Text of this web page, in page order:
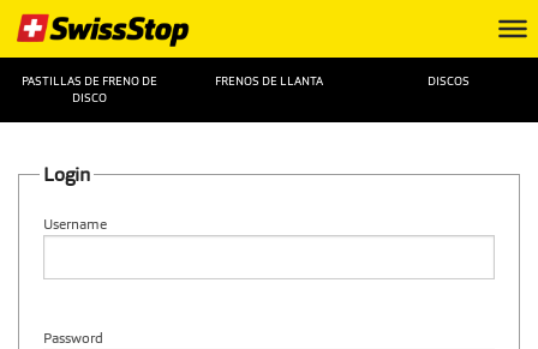
PASTILLAS DE FRENO DE
DISCO
FRENOS DE LLANTA DISCOS
Login
Username
Password